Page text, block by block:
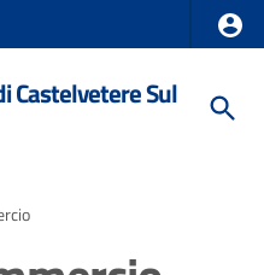
Castelvetere Sul